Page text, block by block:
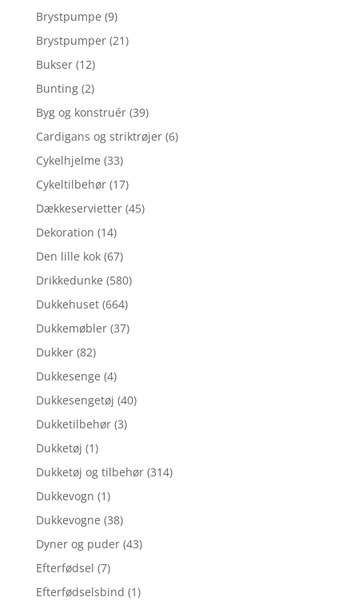
Brystpumpe (9)
Brystpumper (21)
Bukser (12)
Bunting (2)
Byg og konstruér (39)
Cardigans og striktrøjer (6)
Cykelhjelme (33)
Cykeltilbehør (17)
Dækkeservietter (45)
Dekoration (14)
Den lille kok (67)
Drikkedunke (580)
Dukkehuset (664)
Dukkemøbler (37)
Dukker (82)
Dukkesenge (4)
Dukkesengetøj (40)
Dukketilbehør (3)
Dukketøj (1)
Dukketøj og tilbehør (314)
Dukkevogn (1)
Dukkevogne (38)
Dyner og puder (43)
Efterfødsel (7)
Efterfødselsbind (1)